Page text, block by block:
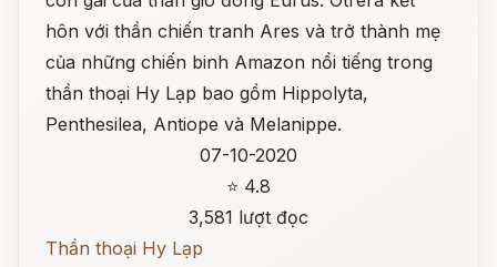
hôn với thần chiến tranh Ares và trở thành mẹ
của những chiến binh Amazon nổi tiếng trong
thần thoại Hy Lạp bao gồm Hippolyta,
Penthesilea, Antiope và Melanippe.
07-10-2020
⭐ 4.8
3,581 lượt đọc
Thần thoại Hy Lạp